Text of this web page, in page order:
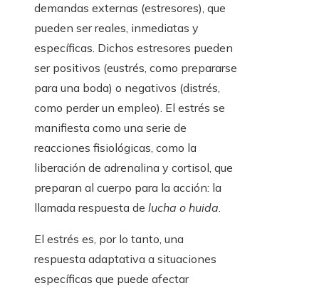
demandas externas (estresores), que
pueden ser reales, inmediatas y
específicas. Dichos estresores pueden
ser positivos (eustrés, como prepararse
para una boda) o negativos (distrés,
como perder un empleo). El estrés se
manifiesta como una serie de
reacciones fisiológicas, como la
liberación de adrenalina y cortisol, que
preparan al cuerpo para la acción: la
llamada respuesta de lucha o huida.
El estrés es, por lo tanto, una
respuesta adaptativa a situaciones
específicas que puede afectar